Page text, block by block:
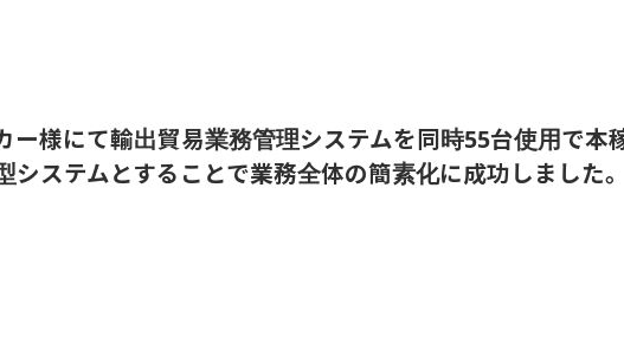
ー様にて輸出貿易業務管理システムを同時55台使用で本
システムとすることで業務全体の簡素化に成功しました。